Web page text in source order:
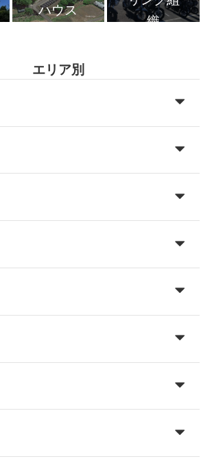
ハウス
織
エリア別